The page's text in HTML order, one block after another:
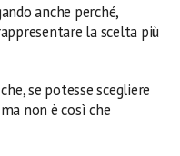
anche perché,
la scelta più
se potesse scegliere
non è così che